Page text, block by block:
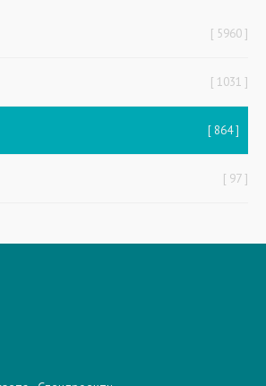
5960
1031
864
97